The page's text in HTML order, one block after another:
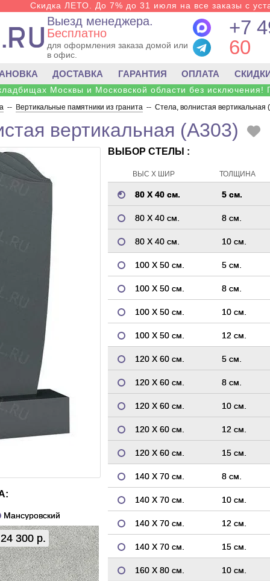
Скидка ЛЕТО. До 7% до 31 июля на все заказы с
Выезд менеджера.
Бесплатно
для оформления заказа домой или
в офис.
+7
60
ДОСТАВКА ГАРАНТИЯ ОПЛАТА
Москвы и Московской области без исключения!
-- Вертикальные памятники из гранита -- Стела, волнистая вертикальная
вертикальная (A303)
Мансуровский
24 300 р.
ВЫБОР СТЕЛЫ :
ВЫС Х ШИР ТОЛЩИНА
80 Х 40 см. 5 см.
80 Х 40 см. 8 см.
80 Х 40 см. 10 см.
100 Х 50 см. 5 см.
100 Х 50 см. 8 см.
100 Х 50 см. 10 см.
100 Х 50 см. 12 см.
120 Х 60 см. 5 см.
120 Х 60 см. 8 см.
120 Х 60 см. 10 см.
120 Х 60 см. 12 см.
120 Х 60 см. 15 см.
140 Х 70 см. 8 см.
140 Х 70 см. 10 см.
140 Х 70 см. 12 см.
140 Х 70 см. 15 см.
160 Х 80 см. 10 см.